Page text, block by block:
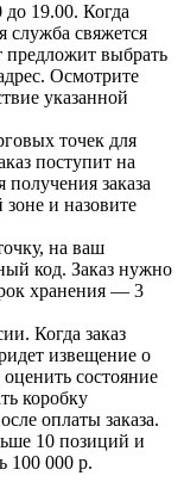
до 19.00. Когда
служба свяжется
предложит выбрать
Осмотрите
указанной
точек для
поступит на
заказа
зоне и назовите
на ваш
код. Заказ нужно
хранения — 3
Когда заказ
извещение о
состояние
коробку
оплаты заказа.
10 позиций и
100 000 р.